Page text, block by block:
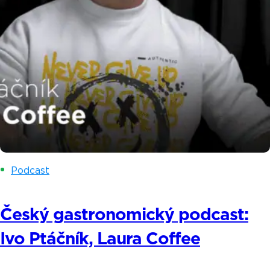
Podcast
Český gastronomický podcast:
Ivo Ptáčník, Laura Coffee